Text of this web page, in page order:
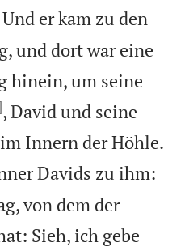
Und er kam zu den
und dort war eine
hinein, um seine
, David und seine
Innern der Höhle.
Davids zu ihm:
von dem der
Sieh, ich gebe